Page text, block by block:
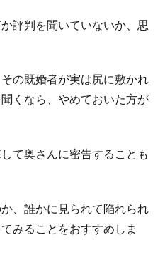
評判を聞いていないか、思
の既婚者が実は尻に敷かれ
くなら、やめておいた方が
て奥さんに密告することも
、誰かに見られて陥れられ
みることをおすすめしま